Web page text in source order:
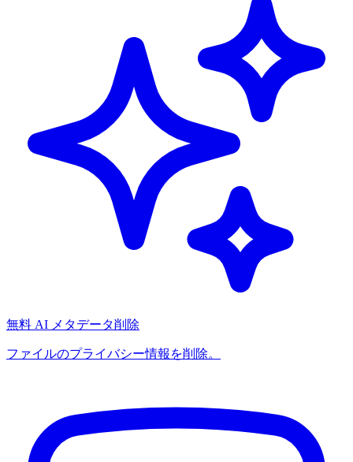
無料 AI メタデータ削除
ファイルのプライバシー情報を削除。